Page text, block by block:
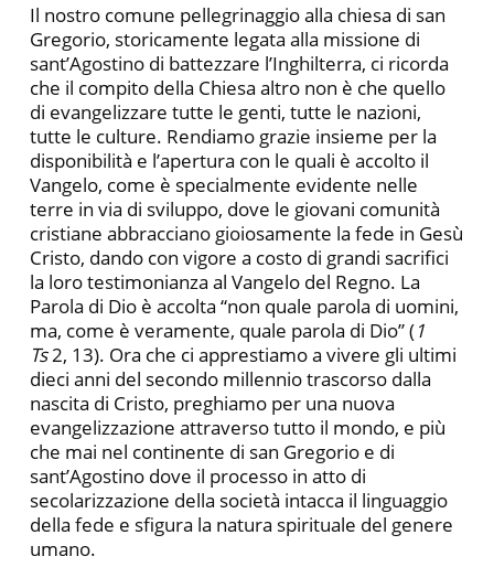
Il nostro comune pellegrinaggio alla chiesa di san
Gregorio, storicamente legata alla missione di
sant’Agostino di battezzare l’Inghilterra, ci ricorda
che il compito della Chiesa altro non è che quello
di evangelizzare tutte le genti, tutte le nazioni,
tutte le culture. Rendiamo grazie insieme per la
disponibilità e l’apertura con le quali è accolto il
Vangelo, come è specialmente evidente nelle
terre in via di sviluppo, dove le giovani comunità
cristiane abbracciano gioiosamente la fede in Gesù
Cristo, dando con vigore a costo di grandi sacrifici
la loro testimonianza al Vangelo del Regno. La
Parola di Dio è accolta “non quale parola di uomini,
ma, come è veramente, quale parola di Dio” (1
Ts2, 13). Ora che ci apprestiamo a vivere gli ultimi
dieci anni del secondo millennio trascorso dalla
nascita di Cristo, preghiamo per una nuova
evangelizzazione attraverso tutto il mondo, e più
che mai nel continente di san Gregorio e di
sant’Agostino dove il processo in atto di
secolarizzazione della società intacca il linguaggio
della fede e sfigura la natura spirituale del genere
umano.